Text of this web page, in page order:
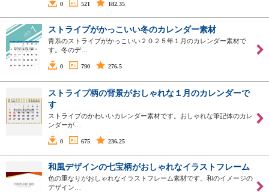
0 521 182.35
ストライプがかっこいい冬のカレンダー素材
青系のストライプがかっこいい２０２５年１月のカレンダー素材で
す。冬のデ…
0 790 276.5
ストライプ柄の背景がおしゃれな１月のカレンダーで
す
ストライプのかわいいカレンダー素材です。おしゃれな筆記体のカレ
ンダーが…
0 675 236.25
和風デザインの七宝柄がおしゃれなイラストフレーム
色の重なりがおしゃれなイラストフレーム素材です。和のイメージの
デザイン…